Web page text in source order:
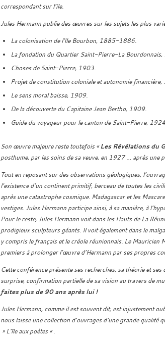
correspondant sur l’île.
Jules Hermann publie des œuvres sur les sujets les plus
La colonisation de l’île Bourbon, 1885-1886.
La fondation du Quartier Saint-Pierre-La
Choses de Saint-Pierre, 1903.
Projet de constitution coloniale et autonomie
Le sens moral baisse, 1909.
De la découverte du Capitaine Jean Bertho, 1909.
Guide du voyageur pour le canton de Saint-Pierre,
Son œuvre majeure reste toutefois «Les Révélations du
posthume, par les soins de sa veuve, en 1927 … après une
Tout en reposant sur des observations géologiques,
l’existence d’un continent primitif, berceau de toutes les
après une catastrophe cosmique. Madagascar et les
vestiges. Jules Hermann participe ainsi, à sa manière, à
Pour le reste, Jules Hermann voit dans les Hauts de La
prodigieux sculpteurs géants. Il voit également dans le
y compris le français et le créole réunionnais. Le Mauricien
premiers à prolonger l’œuvre d’Hermann par ses propres
Cette conférence présente ses recherches, sa théorie et
surprise, confirmation partielle de sa vision au travers de
faites plus de 90 ans après lui !
Jules Hermann, comme il est souvent dit, est injustement
nous laisse une collection d’ouvrages d’une grande qualité
» L’île aux poètes « .